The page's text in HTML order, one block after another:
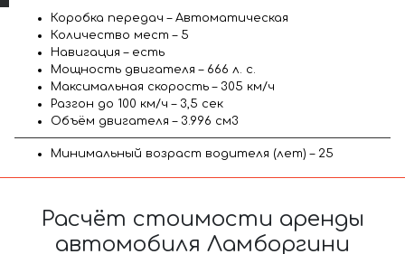
Коробка передач – Автоматическая
Количество мест – 5
Навигация – есть
Мощность двигателя – 666 л. с.
Максимальная скорость – 305 км/ч
Разгон до 100 км/ч – 3,5 сек
Объём двигателя – 3.996 см3
Минимальный возраст водителя (лет) – 25
Расчёт стоимости аренды
автомобиля Ламборгини